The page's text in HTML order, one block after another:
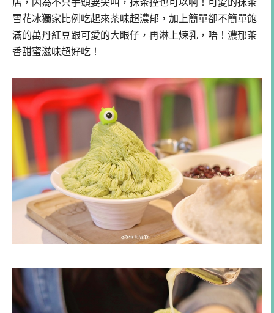
雪花冰獨家比例吃起來茶味超濃郁，加上簡單卻不簡單飽
滿的萬丹紅豆跟可愛的大眼仔 ，再淋上煉乳，唔！濃郁茶
香甜蜜滋味超好吃！